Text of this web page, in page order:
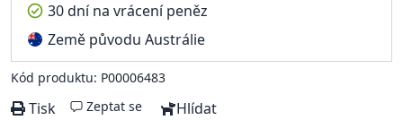
30 dní na vrácení peněz
Země původu Austrálie
Kód produktu: P00006483
Tisk Zeptat se Hlídat